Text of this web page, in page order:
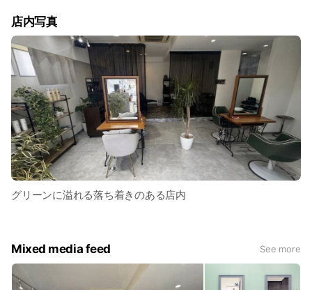
店内写真
グリーンに溢れる落ち着きのある店内
Mixed media feed See more